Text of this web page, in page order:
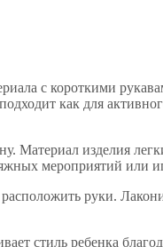
с короткими
как для
Материал изделия
мероприятий или
руки.
стиль ребенка